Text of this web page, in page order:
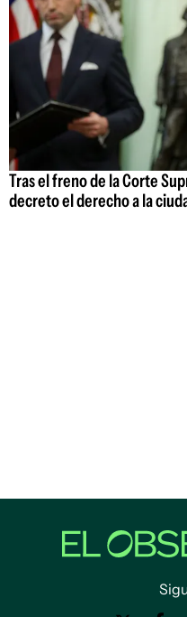
Tras el freno de la Corte
decreto el derecho a la